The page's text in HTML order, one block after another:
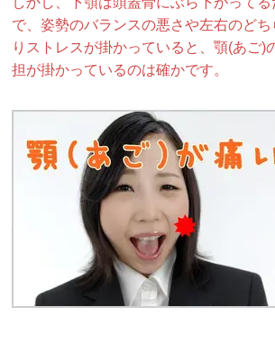
で、姿勢のバランスの悪さや左右のど
りストレスが掛かっていると、顎(あご)
担が掛かっているのは確かです。